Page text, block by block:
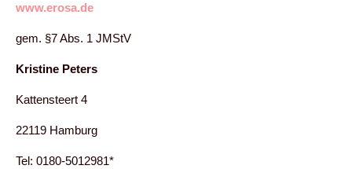
www.erosa.de
gem. §7 Abs. 1 JMStV
Kristine Peters
Kattensteert 4
22119 Hamburg
Tel: 0180-5012981*